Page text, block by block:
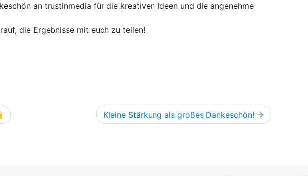
an trustinmedia für die kreativen Ideen und die angenehme
die Ergebnisse mit euch zu teilen!
Kleine Stärkung als großes Dankeschön!